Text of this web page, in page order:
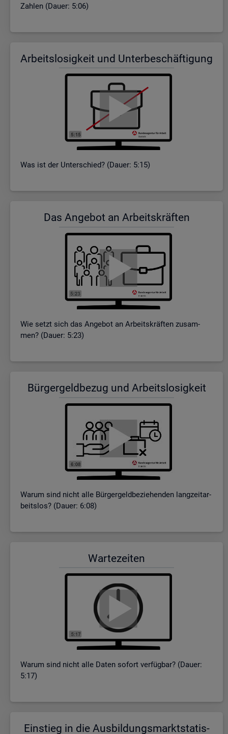
Zah­len (Dauer: 5:06)
Ar­beits­lo­sig­keit und Un­ter­be­schäf­ti­gung
Was ist der Un­ter­schied? (Dauer: 5:15)
Das An­ge­bot an Ar­beits­kräf­ten
Wie setzt sich das An­ge­bot an Ar­beits­kräf­ten zu­sam­
men? (Dauer: 5:23)
Bür­ger­geld­be­zug und Ar­beits­lo­sig­keit
Warum sind nicht alle Bür­ger­geld­be­zie­hen­den lang­zeit­ar­
beits­los? (Dauer: 6:08)
War­te­zei­ten
Warum sind nicht alle Daten so­fort ver­füg­bar? (Dauer:
5:17)
Ein­stieg in die Aus­bil­dungs­markt­sta­tis­